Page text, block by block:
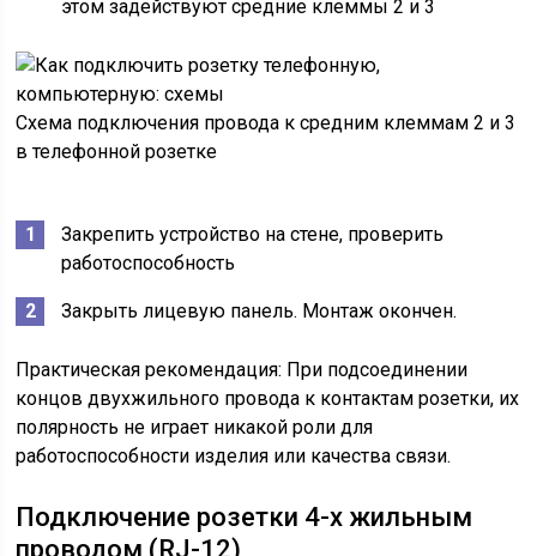
этом задействуют средние клеммы 2 и 3
Схема подключения провода к средним клеммам 2 и 3
в телефонной розетке
Закрепить устройство на стене, проверить
работоспособность
Закрыть лицевую панель. Монтаж окончен.
Практическая рекомендация: При подсоединении
концов двухжильного провода к контактам розетки, их
полярность не играет никакой роли для
работоспособности изделия или качества связи.
Подключение розетки 4-х жильным
проводом (RJ-12)